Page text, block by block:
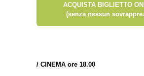
ACQUISTA BIGLIETTO
(senza nessun
/ CINEMA ore 18.00